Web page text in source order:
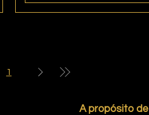
1
A propósito